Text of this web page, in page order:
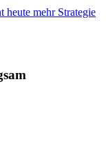
heute mehr Strategie